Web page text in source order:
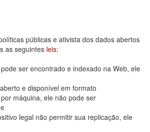
públicas e ativista dos dados abertos
as seguintes leis:
ser encontrado e indexado na Web, ele
e disponível em formato
máquina, ele não pode ser
legal não permitir sua replicação, ele